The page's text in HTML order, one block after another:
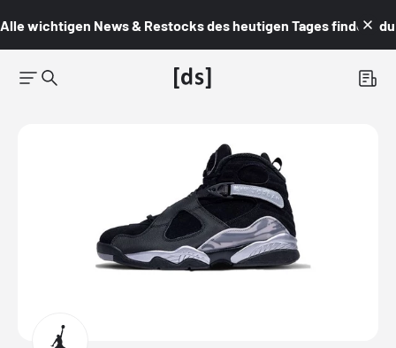
Alle wichtigen News & Restocks des heutigen Tages findest du